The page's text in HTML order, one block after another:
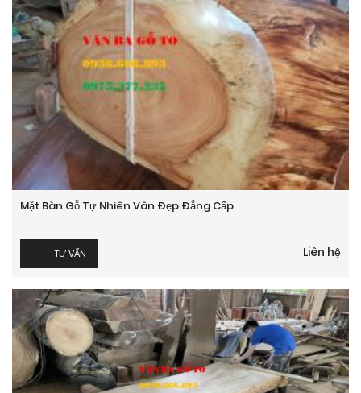
Mặt Bàn Gỗ Tự Nhiên Vân Đẹp Đẳng Cấp
TƯ VẤN Liên hệ